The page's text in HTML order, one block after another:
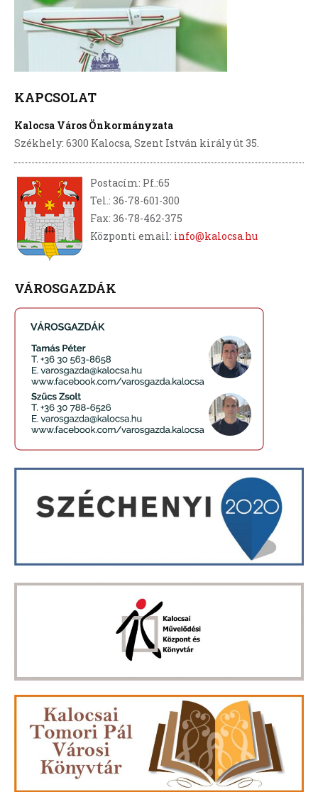
KAPCSOLAT
Kalocsa Város Önkormányzata
Székhely: 6300 Kalocsa, Szent István király út 35.
Postacím: Pf.:65
Tel.: 36-78-601-300
Fax: 36-78-462-375
Központi email: info@kalocsa.hu
VÁROSGAZDÁK